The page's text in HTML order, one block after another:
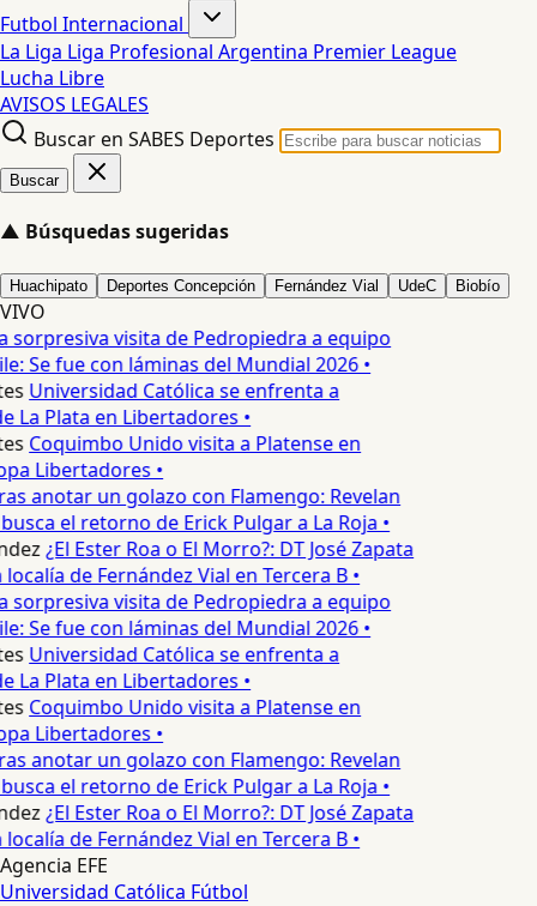
Futbol Internacional
La Liga Liga Profesional Argentina Premier League
Lucha Libre
AVISOS LEGALES
Buscar en SABES Deportes
Buscar
▲ Búsquedas sugeridas
Huachipato Deportes Concepción Fernández Vial UdeC Biobío
VIVO
sorpresiva visita de Pedropiedra a equipo
Se fue con láminas del Mundial 2026 •
Universidad Católica se enfrenta a
La Plata en Libertadores •
Coquimbo Unido visita a Platense en
Libertadores •
anotar un golazo con Flamengo: Revelan
el retorno de Erick Pulgar a La Roja •
¿El Ester Roa o El Morro?: DT José Zapata
de Fernández Vial en Tercera B •
sorpresiva visita de Pedropiedra a equipo
Se fue con láminas del Mundial 2026 •
Universidad Católica se enfrenta a
La Plata en Libertadores •
Coquimbo Unido visita a Platense en
Libertadores •
anotar un golazo con Flamengo: Revelan
el retorno de Erick Pulgar a La Roja •
¿El Ester Roa o El Morro?: DT José Zapata
de Fernández Vial en Tercera B •
Agencia EFE
Universidad Católica Fútbol